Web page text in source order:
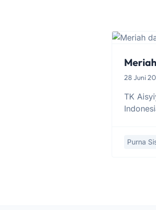
28 Juni
TK
Purna